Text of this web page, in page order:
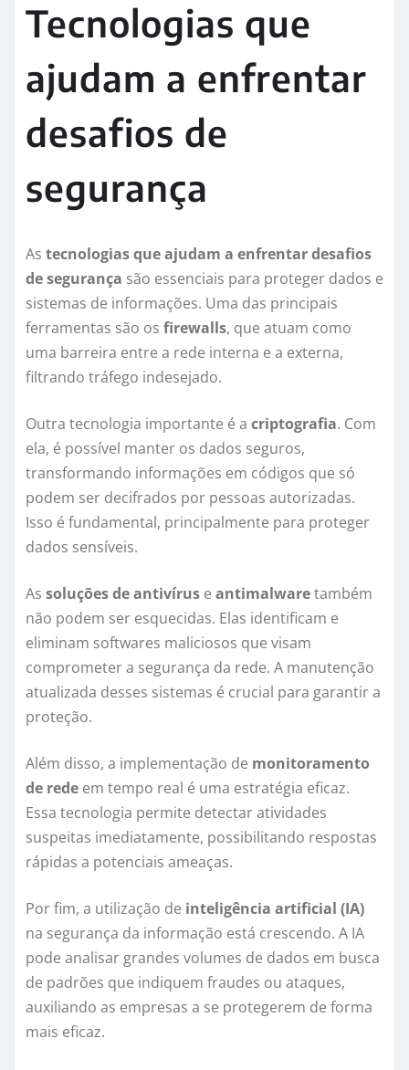
Tecnologias que
ajudam a enfrentar
desafios de
segurança
As tecnologias que ajudam a enfrentar desafios
de segurança são essenciais para proteger dados e
sistemas de informações. Uma das principais
ferramentas são os firewalls, que atuam como
uma barreira entre a rede interna e a externa,
filtrando tráfego indesejado.
Outra tecnologia importante é a criptografia. Com
ela, é possível manter os dados seguros,
transformando informações em códigos que só
podem ser decifrados por pessoas autorizadas.
Isso é fundamental, principalmente para proteger
dados sensíveis.
As soluções de antivírus e antimalwaretambém
não podem ser esquecidas. Elas identificam e
eliminam softwares maliciosos que visam
comprometer a segurança da rede. A manutenção
atualizada desses sistemas é crucial para garantir a
proteção.
Além disso, a implementação de monitoramento
de rede em tempo real é uma estratégia eficaz.
Essa tecnologia permite detectar atividades
suspeitas imediatamente, possibilitando respostas
rápidas a potenciais ameaças.
Por fim, a utilização de inteligência artificial (IA)
na segurança da informação está crescendo. A IA
pode analisar grandes volumes de dados em busca
de padrões que indiquem fraudes ou ataques,
auxiliando as empresas a se protegerem de forma
mais eficaz.